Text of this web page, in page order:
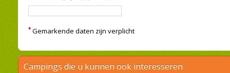
* Gemarkende daten zijn verplicht
Campings die u kunnen ook interesseren